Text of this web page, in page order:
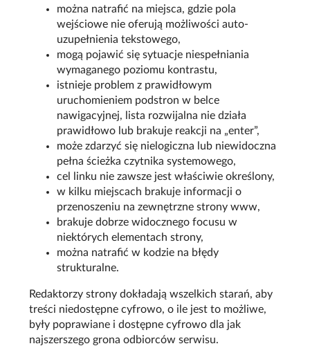
można natrafić na miejsca, gdzie pola
wejściowe nie oferują możliwości auto-
uzupełnienia tekstowego,
mogą pojawić się sytuacje niespełniania
wymaganego poziomu kontrastu,
istnieje problem z prawidłowym
uruchomieniem podstron w belce
nawigacyjnej, lista rozwijalna nie działa
prawidłowo lub brakuje reakcji na „enter”,
może zdarzyć się nielogiczna lub niewidoczna
pełna ścieżka czytnika systemowego,
cel linku nie zawsze jest właściwie określony,
w kilku miejscach brakuje informacji o
przenoszeniu na zewnętrzne strony www,
brakuje dobrze widocznego focusu w
niektórych elementach strony,
można natrafić w kodzie na błędy
strukturalne.
Redaktorzy strony dokładają wszelkich starań, aby
treści niedostępne cyfrowo, o ile jest to możliwe,
były poprawiane i dostępne cyfrowo dla jak
najszerszego grona odbiorców serwisu.